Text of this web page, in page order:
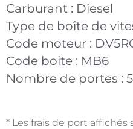
Carburant : Diesel
Type de boîte de
Code moteur :
Code boite : MB6
Nombre de portes : 5
* Les frais de port